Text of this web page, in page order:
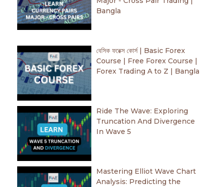
Bangla
বেসিক ফরেক্স কোর্স | Basic Forex
Course | Free Forex Course |
Forex Trading A to Z | Bangla
Ride The Wave: Exploring
Truncation And Divergence
In Wave 5
Mastering Elliot Wave Chart
Analysis: Predicting the